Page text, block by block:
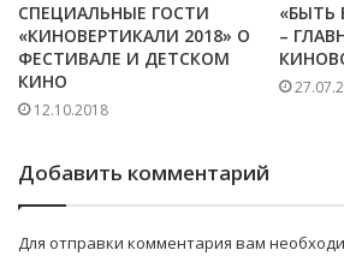
СПЕЦИАЛЬНЫЕ ГОСТИ
«КИНОВЕРТИКАЛИ 2018» О
ФЕСТИВАЛЕ И ДЕТСКОМ
КИНО
12.10.2018
«БЫТЬ
–
Добавить комментарий
Для отправки комментария вам